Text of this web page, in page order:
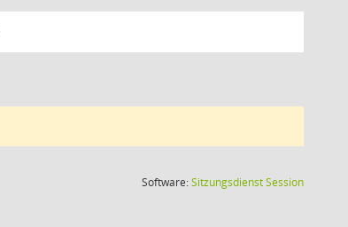
Software:SitzungsdienstSession(Wird in